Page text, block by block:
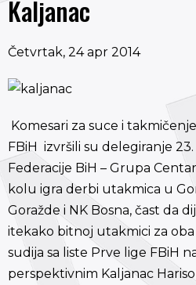
Kaljanac
Četvrtak, 24 apr 2014
Komesari za suce i
FBiH izvršili su delegiranje
Federacije BiH – Grupa
kolu igra derbi utakmica u
Goražde i NK Bosna, čast da
itekako bitnoj utakmici za
sudija sa liste Prve lige FBiH
perspektivnim Kaljanac